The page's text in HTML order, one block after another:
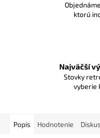
ktorú
Najväčší
Stovky
vyberie
Popis Hodnotenie